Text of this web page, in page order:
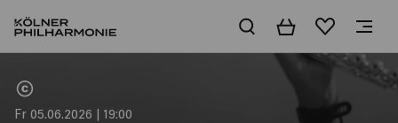
WarenkorbMerkliste
Fr 05.06.2026 | 19:00